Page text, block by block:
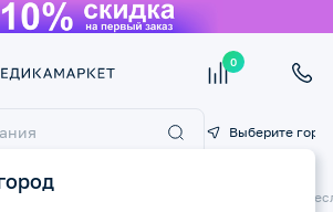
0
Выберите город
средства реабилитации ТСР Инвалидные